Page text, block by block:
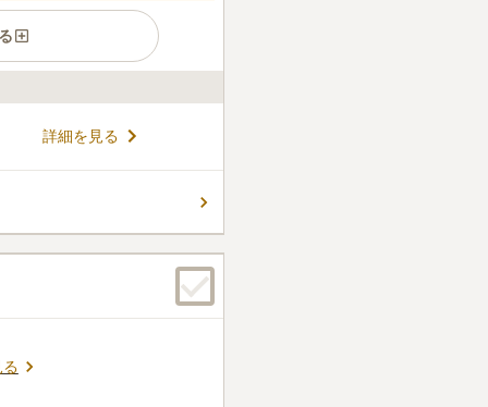
がれ、眼病や産婦さんにま
境内は隅々まで清潔感があ
慈眼寺には一般墓のほか、
詳細を見る